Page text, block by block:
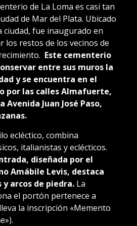
de La Loma es casi tan
de Mar del Plata. Ubicado
ciudad, fue inaugurado en
los restos de los vecinos de
Este cementerio
entre sus muros la
y se encuentra en el
por las calles Almafuerte,
Avenida Juan José Paso,
ecléctico, combina
italianistas y eclécticos.
diseñada por el
Amábile Levis, destaca
y arcos de piedra. La
el portón pertenece a
la inscripción «Memento